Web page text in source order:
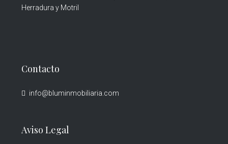
Herradura y Motril
Contacto
info@bluminmobiliaria.com
Aviso Legal